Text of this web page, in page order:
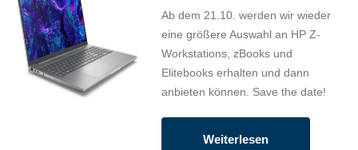
Ab dem 21.10. werden wir wieder
eine größere Auswahl an HP Z-
Workstations, zBooks und
Elitebooks erhalten und dann
anbieten können. Save the date!
Weiterlesen